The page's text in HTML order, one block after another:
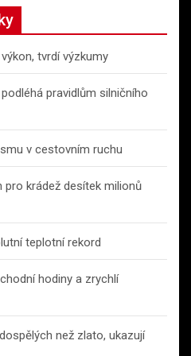
tvrdí výzkumy
pravidlům silničního
v cestovním ruchu
pro krádež desítek milionů
teplotní rekord
hodiny a zrychlí
než zlato, ukazují